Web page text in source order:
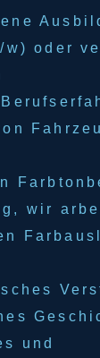
w) oder
wir
und